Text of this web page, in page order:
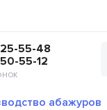
55-48
55-12
абажуров